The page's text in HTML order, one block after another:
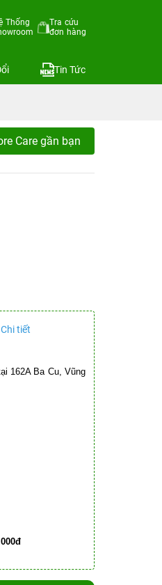
Thống
Tra cứu
đơn hàng
Tin Tức
Care gần bạn
Chi tiết
162A Ba Cu, Vũng